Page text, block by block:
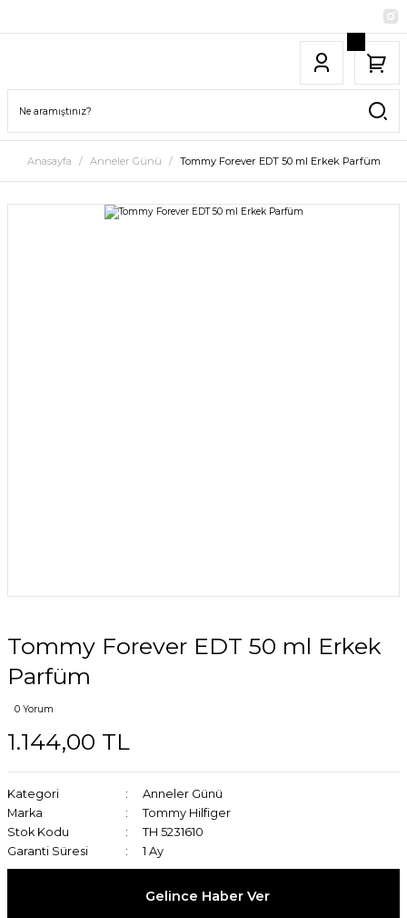
Anasayfa Anneler Günü Tommy Forever EDT 50 ml Erkek Parfüm
Tommy Forever EDT 50 ml Erkek
Parfüm
0 Yorum
1.144,00 TL
Kategori
Anneler Günü
Marka
Tommy Hilfiger
Stok Kodu
TH 5231610
Garanti Süresi
1 Ay
Gelince Haber Ver